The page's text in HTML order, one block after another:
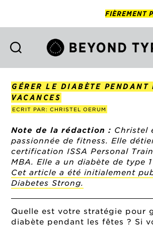
FIÈREMENT
1
GÉRER LE DIABÈTE PENDANT
VACANCES
ECRIT PAR: CHRISTEL OERUM
Note de la rédaction : Christel
passionnée de fitness. Elle
certification ISSA Personal
MBA. Elle a un diabète de type 1
Cet article a été initialement
Diabetes Strong.
Quelle est votre stratégie pour
diabète pendant les fêtes ? Si